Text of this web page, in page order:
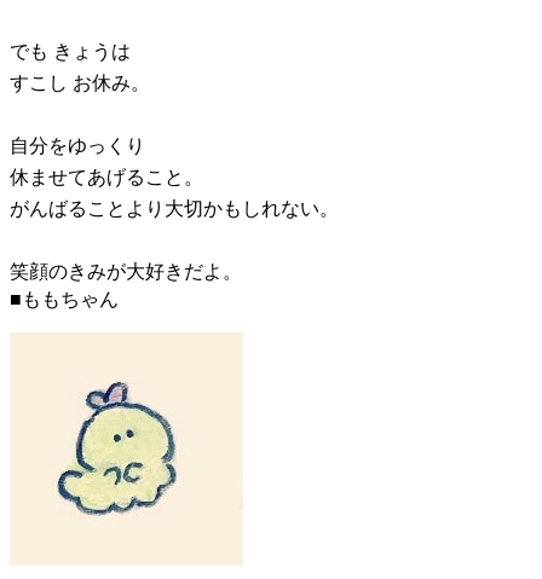
でも きょうは
すこし お休み。
自分をゆっくり
休ませてあげること。
がんばることより大切かもしれない。
笑顔のきみが大好きだよ。
■ももちゃん